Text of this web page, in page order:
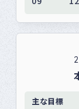
主な目標